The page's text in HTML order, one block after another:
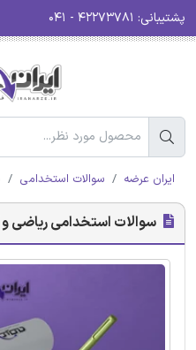
پشتیبانی:
ایران عرضه سوالات استخدامی
سوالات استخدامی ریاضی و